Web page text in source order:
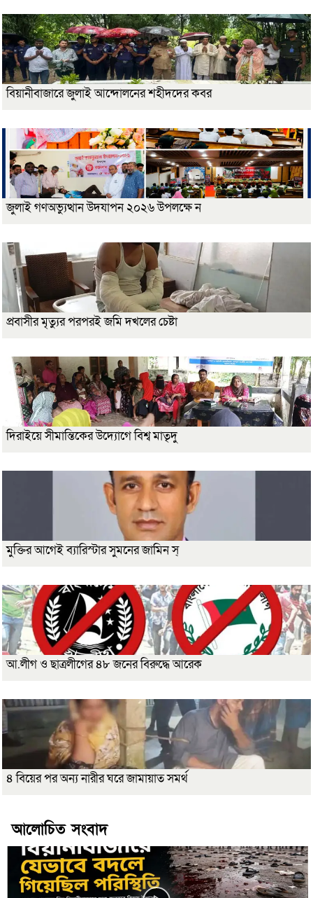
বিয়ানীবাজারে জুলাই আন্দোলনের শহীদদের কবর
জুলাই গণঅভ্যুত্থান উদযাপন ২০২৬ উপলক্ষে ন
প্রবাসীর মৃত্যুর পরপরই জমি দখলের চেষ্টা
দিরাইয়ে সীমান্তিকের উদ্যোগে বিশ্ব মাতৃদু
মুক্তির আগেই ব্যারিস্টার সুমনের জামিন স্
আ.লীগ ও ছাত্রলীগের ৪৮ জনের বিরুদ্ধে আরেক
৪ বিয়ের পর অন্য নারীর ঘরে জামায়াত সমর্থ
আলোচিত সংবাদ